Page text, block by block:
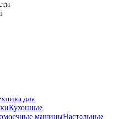
для
Кухонные
машиныНастольные